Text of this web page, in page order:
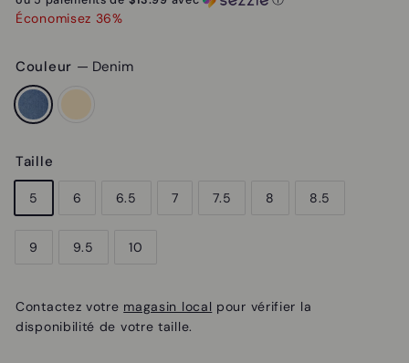
Économisez 36%
Couleur — Denim
Taille
5 6 6.5 7 7.5 8 8.5
9 9.5 10
Contactez votre magasin local pour vérifier la
disponibilité de votre taille.